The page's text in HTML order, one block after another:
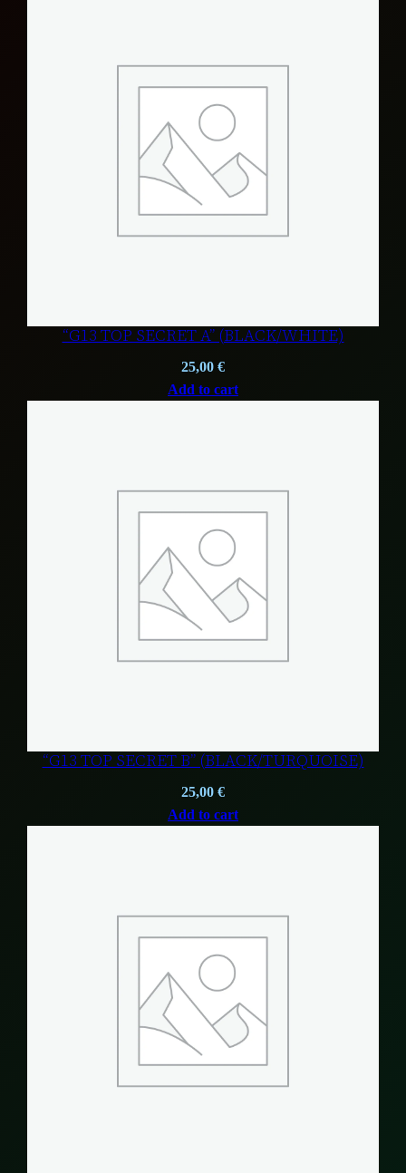
“G13 TOP SECRET A” (BLACK/WHITE)
25,00 €
Add to cart
“G13 TOP SECRET B” (BLACK/TURQUOISE)
25,00 €
Add to cart